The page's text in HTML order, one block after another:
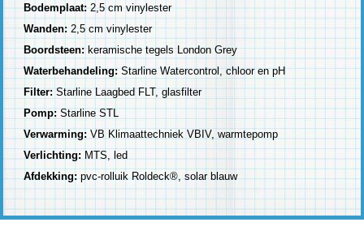
Bodemplaat: 2,5 cm vinylester
Wanden: 2,5 cm vinylester
Boordsteen: keramische tegels London Grey
Waterbehandeling:Starline Watercontrol, chloor en pH
Filter:Starline Laagbed FLT, glasfilter
Pomp: Starline STL
Verwarming:VB Klimaattechniek VBIV, warmtepomp
Verlichting: MTS, led
Afdekking:pvc-rolluik Roldeck®, solar blauw